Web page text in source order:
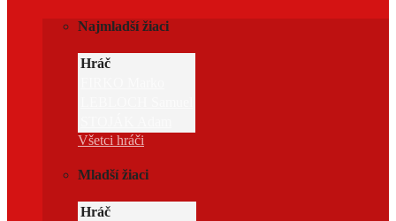
Najmladší žiaci
Hráč
Všetci hráči
Mladší žiaci
Hráč